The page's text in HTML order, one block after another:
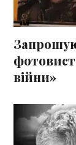
війни»